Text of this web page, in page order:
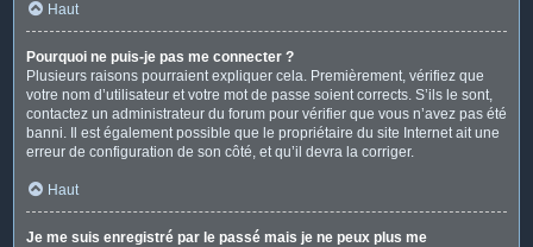
Haut
Pourquoi ne puis-je pas me connecter ?
Plusieurs raisons pourraient expliquer cela. Premièrement, vérifiez que
votre nom d’utilisateur et votre mot de passe soient corrects. S’ils le sont,
contactez un administrateur du forum pour vérifier que vous n’avez pas été
banni. Il est également possible que le propriétaire du site Internet ait une
erreur de configuration de son côté, et qu’il devra la corriger.
Haut
Je me suis enregistré par le passé mais je ne peux plus me